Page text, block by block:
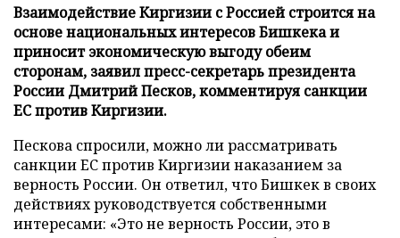
Взаимодействие Киргизии с Россией строится на
основе национальных интересов Бишкека и
приносит экономическую выгоду обеим
сторонам, заявил пресс-секретарь президента
России Дмитрий Песков, комментируя санкции
ЕС против Киргизии.
Пескова спросили, можно ли рассматривать
санкции ЕС против Киргизии наказанием за
верность России. Он ответил, что Бишкек в своих
действиях руководствуется собственными
интересами: «Это не верность России, это в